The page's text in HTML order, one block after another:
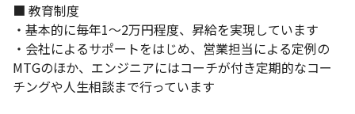
■ 教育制度
・基本的に毎年1〜2万円程度、昇給を実現しています
・会社によるサポートをはじめ、営業担当による定例の
MTGのほか、エンジニアにはコーチが付き定期的なコー
チングや人生相談まで行っています